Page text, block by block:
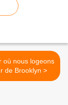
où nous logeons
au coeur de Brooklyn >